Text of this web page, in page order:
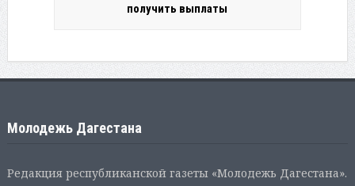
получить выплаты
Молодежь Дагестана
Редакция республиканской газеты «Молодежь Дагестана».